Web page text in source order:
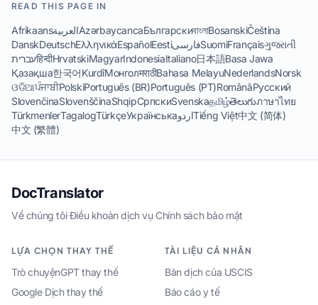
READ THIS PAGE IN
AfrikaansالعربيةAzərbaycancaБългарскиবাংলাBosanskiČeština
DanskDeutschΕλληνικάEspañolEestiفارسیSuomiFrançaisગુજરાતી
עבריתहिन्दीHrvatskiMagyarIndonesiaItaliano日本語Basa Jawa
Қазақша한국어KurdîМонголमराठीBahasa MelayuNederlandsNorsk
ଓଡିଆਪੰਜਾਬੀPolskiPortuguês (BR)Português (PT)RomânăРусский
SlovenčinaSlovenščinaShqipСрпскиSvenskaதமிழ்తెలుగుภาษาไทย
TürkmenlerTagalogTürkçeУкраїнськаاردوTiếng Việt中文 (简体)
中文 (繁體)
DocTranslator
Về chúng tôi·Điều khoản dịch vụ·Chính sách bảo mật
LỰA CHỌN THAY THẾ
Trò chuyệnGPT thay thế
Google Dịch thay thế
TÀI LIỆU CÁ NHÂN
Bản dịch của USCIS
Báo cáo y tế